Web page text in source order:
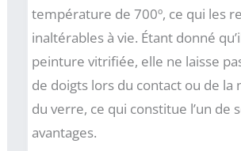
température de 700º, ce qui les
inaltérables à vie. Étant donné
peinture vitrifiée, elle ne laisse
de doigts lors du contact ou de la
du verre, ce qui constitue l’un de
avantages.